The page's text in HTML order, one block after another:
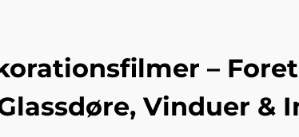
–
Vinduer &